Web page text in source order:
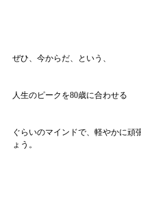
ぜひ、今からだ、という、
人生のピークを80歳に合わせる
ぐらいのマインドで、軽やかに頑
ょう。